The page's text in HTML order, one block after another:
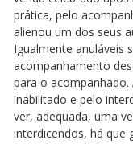
prática, pelo
alienou um dos seus
Igualmente anuláveis
acompanhamento
para o
inabilitado e pelo
ver, adequada, uma
interdicendos, há que